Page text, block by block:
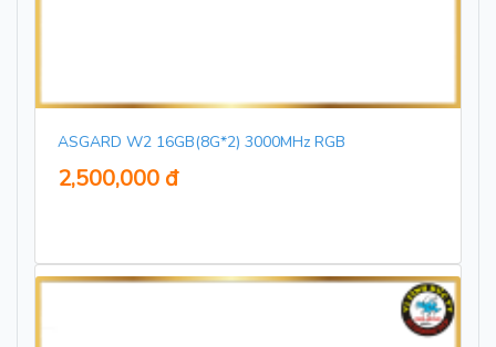
ASGARD W2 16GB(8G*2) 3000MHz RGB
2,500,000 đ